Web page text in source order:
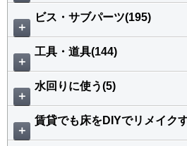
＋
ビス・サブパーツ(195)
＋
工具・道具(144)
＋
水回りに使う(5)
＋
賃貸でも床をDIYでリメイク